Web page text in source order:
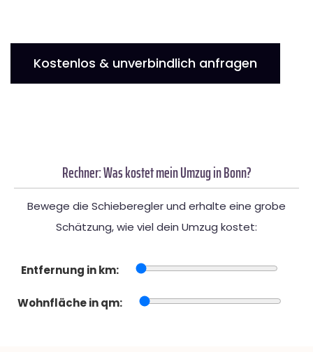
Kostenlos & unverbindlich anfragen
Rechner: Was kostet mein Umzug in Bonn?
Bewege die Schieberegler und erhalte eine grobe
Schätzung, wie viel dein Umzug kostet:
Entfernung in km:
Wohnfläche in qm: